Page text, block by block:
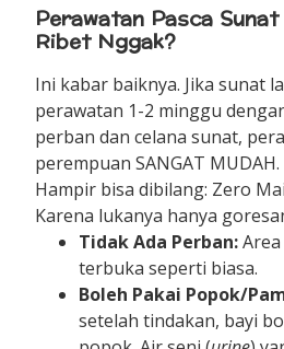
Perawatan Pasca
Ribet Nggak?
Ini kabar baiknya. Jika sunat
perawatan 1-2 minggu
perban dan celana sunat,
perempuan SANGAT MUDAH.
Hampir bisa dibilang: Zero
Karena lukanya hanya
Tidak Ada Perban:
terbuka seperti biasa.
Boleh Pakai Popok/
setelah tindakan, bayi